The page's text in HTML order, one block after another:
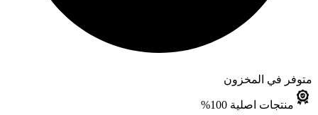
متوفر في المخزون
منتجات اصلية 100%